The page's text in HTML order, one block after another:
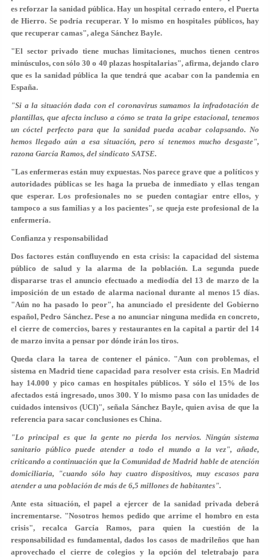
es reforzar la sanidad pública. Hay un hospital cerrado entero, el Puerta
de Hierro. Se podría recuperar. Y lo mismo en hospitales públicos, hay
que recuperar camas", alega Sánchez Bayle.
"El sector privado tiene muchas limitaciones, muchos tienen centros
minúsculos, con sólo 30 o 40 plazas hospitalarias", afirma, dejando claro
que es la sanidad pública la que tendrá que acabar con la pandemia en
España.
"Si a la situación dada con el coronavirus sumamos la infradotación de
plantillas, que afecta incluso a cómo se trata la gripe estacional, tenemos
un cóctel perfecto para que la sanidad pueda acabar colapsando. No
hemos llegado aún a esa situación, pero sí tenemos mucho desgaste",
razona García Ramos, del sindicato SATSE.
"Las enfermeras están muy expuestas. Nos parece grave que a políticos y
autoridades públicas se les haga la prueba de inmediato y ellas tengan
que esperar. Los profesionalesno se pueden contagiar entre ellos, y
tampoco a sus familias y a los pacientes", se queja este profesional de la
enfermería.
Confianza y responsabilidad
Dos factores están confluyendo en esta crisis: la capacidad del sistema
público de salud y la alarma de la población. La segunda puede
dispararse tras el anuncio efectuado a mediodía del 13 de marzo de la
imposición de un estado de alarma nacional durante al menos 15 días.
"Aún no ha pasado lo peor", ha anunciado el presidente del Gobierno
español, Pedro Sánchez. Pese a no anunciar ninguna medida en concreto,
el cierre de comercios, bares y restaurantes en la capital a partir del 14
de marzo invita a pensar por dónde irán los tiros.
Queda clara la tarea de contener el pánico. "Aun con problemas, el
sistema en Madrid tiene capacidad para resolver esta crisis. En Madrid
hay 14.000 y pico camas en hospitales públicos. Y sólo el 15% de los
afectados está ingresado, unos 300. Y lo mismo pasa con las unidades de
cuidados intensivos (UCI)", señala Sánchez Bayle, quien avisa de que la
referencia para sacar conclusiones es China.
"Lo principal es que la gente no pierda los nervios. Ningún sistema
sanitario público puede atender a todo el mundo a la vez", añade,
criticando a continuación que la Comunidad de Madrid hable de atención
domiciliaria, "cuando sólo hay cuatro dispositivos, muy escasos para
atender a una población de más de 6,5 millones de habitantes".
Ante esta situación, el papel a ejercer de la sanidad privada deberá
incrementarse. "Nosotros hemos pedido que arrime el hombro en esta
crisis", recalca García Ramos, para quien la cuestión de la
responsabilidad es fundamental, dados los casos de madrileños que han
aprovechado el cierre de colegios y la opción del teletrabajo para